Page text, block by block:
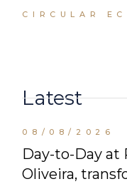
CIRCULAR
Latest
08/08/2026
Day-to-Day at
Oliveira,